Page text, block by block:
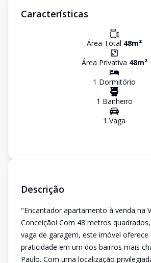
Características
Área Total 48m²
Área Privativa 48m²
1 Dormitório
1 Banheiro
1 Vaga
Descrição
"Encantador apartamento à venda na
Conceição! Com 48 metros
vaga de garagem, este imóvel
praticidade em um dos bairros mais
Paulo. Com uma localização